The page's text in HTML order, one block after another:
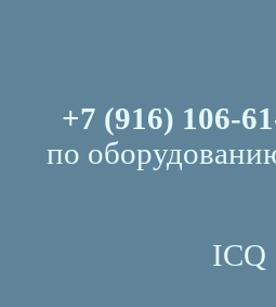
+7 (916) 106-
по
ICQ